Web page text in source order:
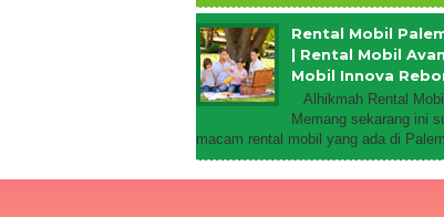
Rental Mobil
| Rental Mobil
Mobil Innova
Alhikmah Rental
Memang sekarang ini
macam rental mobil yang ada di